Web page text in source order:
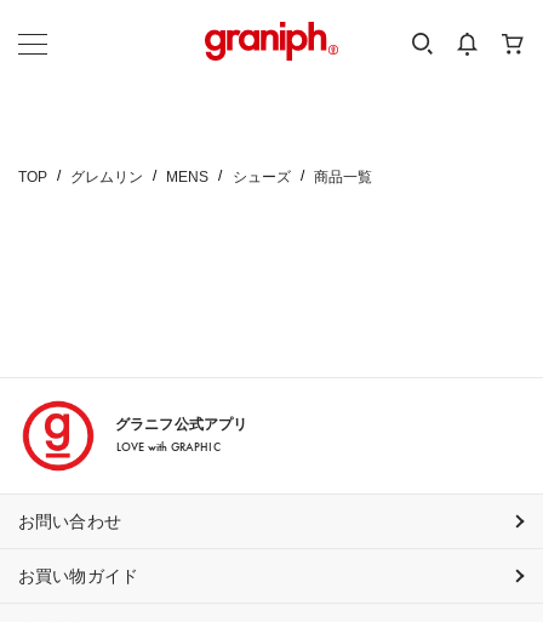
カテゴリーから探す
TOP グレムリン MENS シューズ 商品一覧
グラニフ公式アプリ
LOVE with GRAPHIC
お問い合わせ
お買い物ガイド